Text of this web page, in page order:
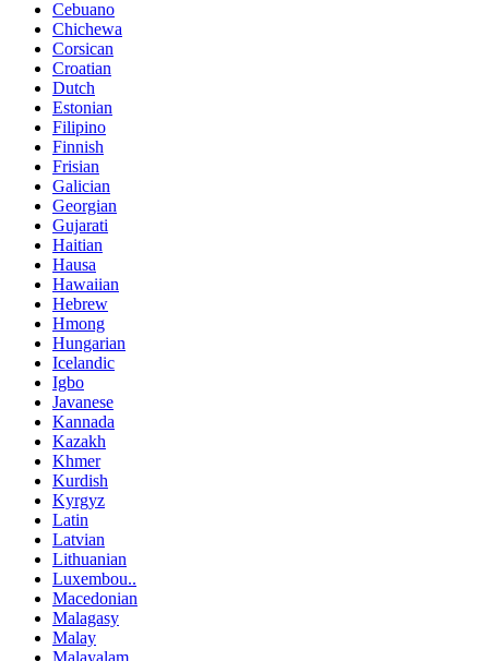
Cebuano
Chichewa
Corsican
Croatian
Dutch
Estonian
Filipino
Finnish
Frisian
Galician
Georgian
Gujarati
Haitian
Hausa
Hawaiian
Hebrew
Hmong
Hungarian
Icelandic
Igbo
Javanese
Kannada
Kazakh
Khmer
Kurdish
Kyrgyz
Latin
Latvian
Lithuanian
Luxembou..
Macedonian
Malagasy
Malay
Malayalam